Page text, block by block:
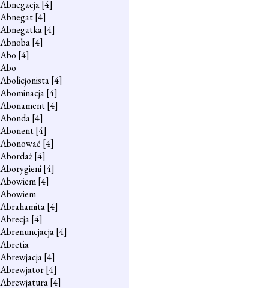
Abnegacja[4]
Abnegat[4]
Abnegatka[4]
Abnoba[4]
Abo [4]
Abo
Abolicjonista[4]
Abominacja[4]
Abonament[4]
Abonda[4]
Abonent[4]
Abonować [4]
Abordaż[4]
Aborygieni[4]
Abowiem[4]
Abowiem
Abrahamita[4]
Abrecja[4]
Abrenuncjacja[4]
Abretia
Abrewjacja[4]
Abrewjator[4]
Abrewjatura[4]